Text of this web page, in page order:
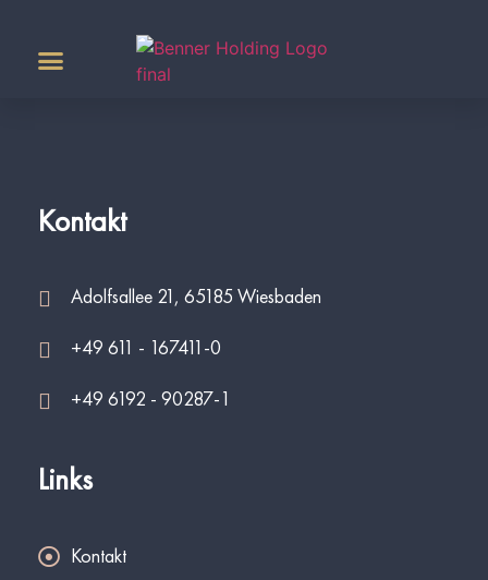
Kontakt
Adolfsallee 21, 65185 Wiesbaden
+49 611 - 167411-0
+49 6192 - 90287-1
Links
Kontakt